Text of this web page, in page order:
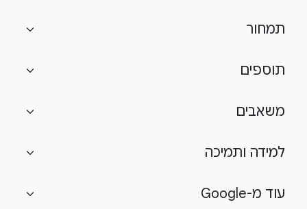
תמחור expand_more
תוספים expand_more
משאבים expand_more
למידה ותמיכה expand_more
עוד מ-Google expand_more